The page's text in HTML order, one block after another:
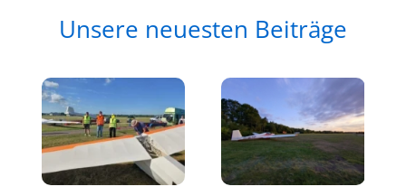
Unsere neuesten Beiträge